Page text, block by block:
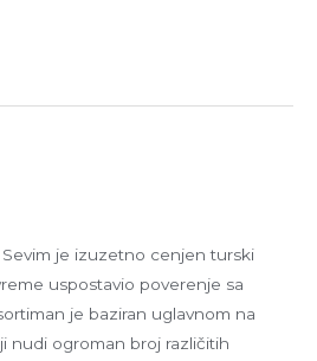
je izuzetno cenjen turski
uspostavio poverenje sa
je baziran uglavnom na
nudi ogroman broj različitih